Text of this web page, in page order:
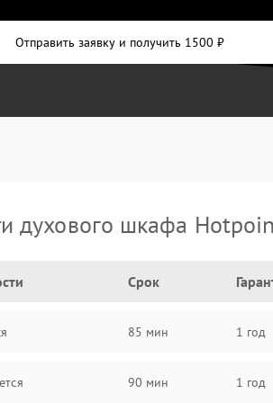
Отправить заявку и получить 1500 ₽
духового шкафа
Срок
85 мин 1 год
90 мин 1 год